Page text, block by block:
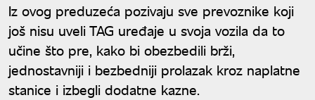
Iz ovog preduzeća pozivaju sve prevoznike koji
još nisu uveli TAG uređaje u svoja vozila da to
učine što pre, kako bi obezbedili brži,
jednostavniji i bezbedniji prolazak kroz naplatne
stanice i izbegli dodatne kazne.